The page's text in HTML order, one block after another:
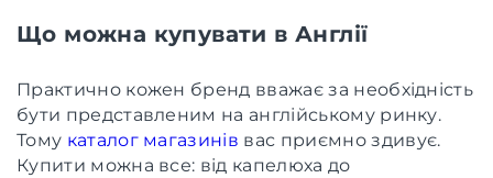
Що можна купувати в Англії
Практично кожен бренд вважає за необхідність
бути представленим на англійському ринку.
Тому каталог магазинів вас приємно здивує.
Купити можна все: від капелюха до